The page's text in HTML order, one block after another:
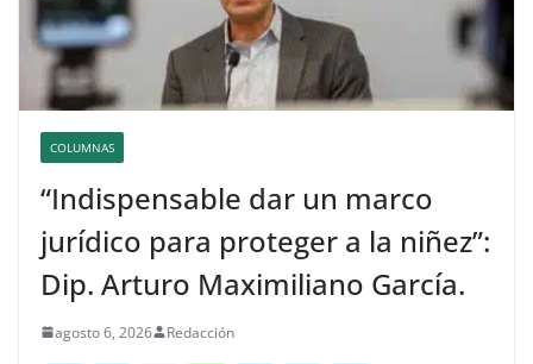
COLUMNAS
“Indispensable dar un marco
jurídico para proteger a la niñez”:
Dip. Arturo Maximiliano García.
agosto 6, 2026 Redacción